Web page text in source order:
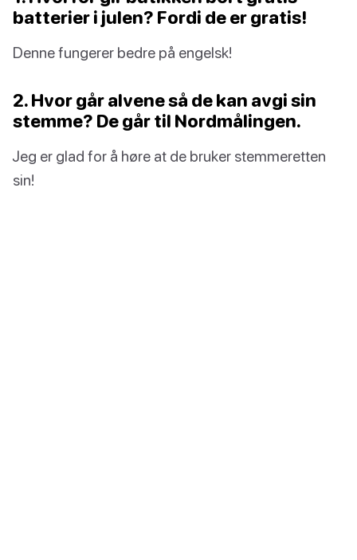
batterier i julen? Fordi de er gratis!
Denne fungerer bedre på engelsk!
2. Hvor går alvene så de kan avgi sin
stemme? De går til Nordmålingen.
Jeg er glad for å høre at de bruker stemmeretten
sin!